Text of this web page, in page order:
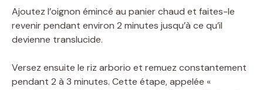
Ajoutez l’oignon émincé au panier chaud et faites-le
revenir pendant environ 2 minutes jusqu’à ce qu’il
devienne translucide.
Versez ensuite le riz arborio et remuez constantement
pendant 2 à 3 minutes. Cette étape, appelée «